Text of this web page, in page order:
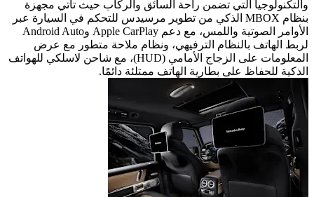
والتكنولوجيا التي تضمن راحة السائق والركاب حيث تأتي مجهزة
بنظام MBOX الذكي من تطوير مرسيدس للتحكم في السيارة عبر
الأوامر الصوتية واللمس، مع دعم Apple CarPlay وAndroid Auto
لربط الهاتف بالنظام الترفيهي، ونظام ملاحة متطور مع عرض
المعلومات على الزجاج الأمامي (HUD)، مع شاحن لاسلكي للهواتف
الذكية للحفاظ على بطارية الهاتف ممتلئة دائمًا.